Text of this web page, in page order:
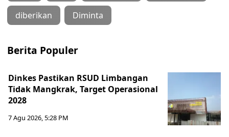
diberikan Diminta
Berita Populer
Dinkes Pastikan RSUD Limbangan
Tidak Mangkrak, Target Operasional
2028
7 Agu 2026, 5:28 PM